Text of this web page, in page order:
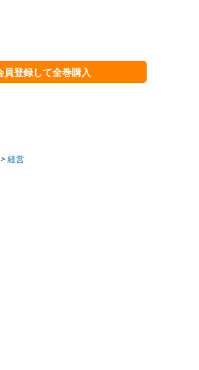
員登録して全巻購入
> 経営